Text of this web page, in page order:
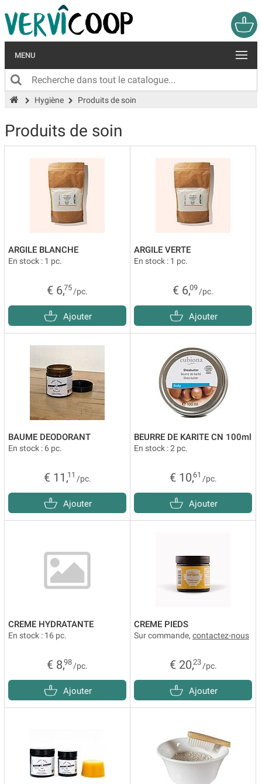
MENU
Hygiène Produits de soin
Produits de soin
ARGILE BLANCHE
En stock : 1 pc.
€ 6,75 /pc.
Ajouter
ARGILE VERTE
En stock : 1 pc.
€ 6,09 /pc.
Ajouter
BAUME DEODORANT
En stock : 6 pc.
€ 11,11 /pc.
Ajouter
BEURRE DE KARITE CN 100ml
En stock : 2 pc.
€ 10,61 /pc.
Ajouter
CREME HYDRATANTE
En stock : 16 pc.
€ 8,98 /pc.
Ajouter
CREME PIEDS
Sur commande, contactez-nous
€ 20,23 /pc.
Ajouter